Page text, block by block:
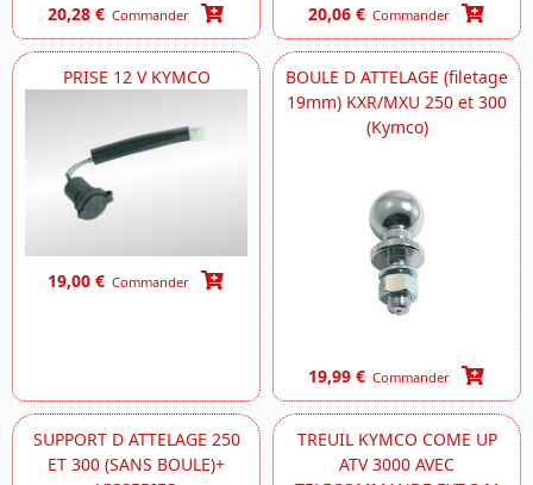
20,28 € Commander 20,06 € Commander
PRISE 12 V KYMCO
19,00 € Commander
BOULE D ATTELAGE (filetage
19mm) KXR/MXU 250 et 300
(Kymco)
19,99 € Commander
SUPPORT D ATTELAGE 250
ET 300 (SANS BOULE)+
TREUIL KYMCO COME UP
ATV 3000 AVEC